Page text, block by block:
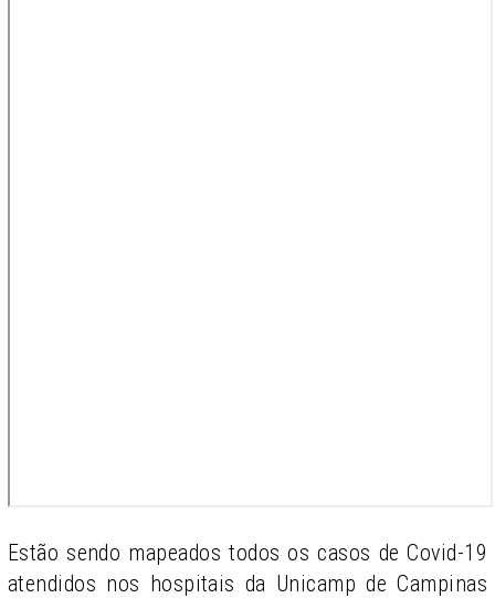
Estão sendo mapeados todos os casos de Covid-19
atendidos nos hospitais da Unicamp de Campinas